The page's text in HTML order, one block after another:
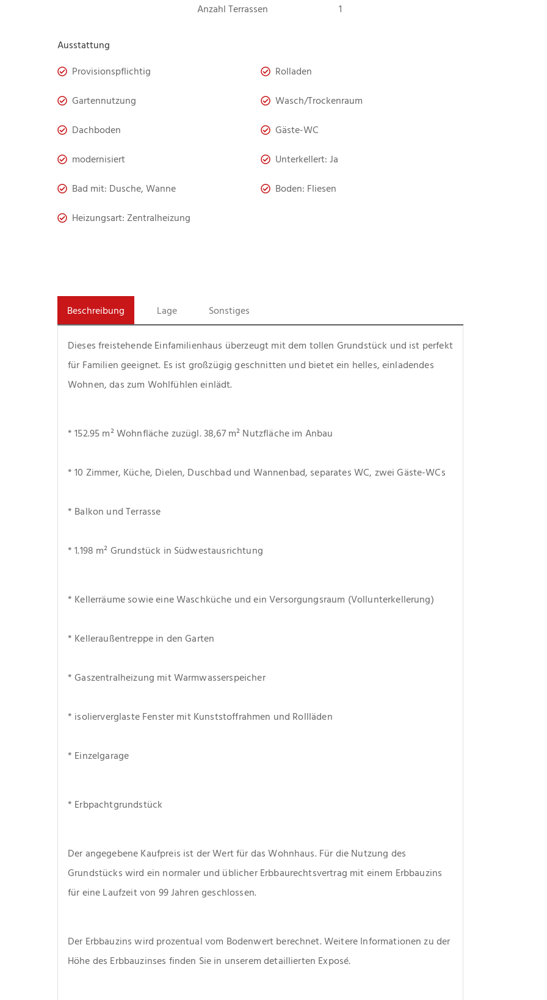
Anzahl Terrassen
1
Ausstattung
Provisionspflichtig
Rolladen
Gartennutzung
Wasch/Trockenraum
Dachboden
Gäste-WC
modernisiert
Unterkellert: Ja
Bad mit: Dusche, Wanne
Boden: Fliesen
Heizungsart: Zentralheizung
Beschreibung Lage Sonstiges
Dieses freistehende Einfamilienhaus überzeugt mit dem tollen Grundstück und ist perfekt
für Familien geeignet. Es ist großzügig geschnitten und bietet ein helles, einladendes
Wohnen, das zum Wohlfühlen einlädt.
* 152.95 m² Wohnfläche zuzügl. 38,67 m² Nutzfläche im Anbau
* 10 Zimmer, Küche, Dielen, Duschbad und Wannenbad, separates WC, zwei Gäste-WCs
* Balkon und Terrasse
* 1.198 m² Grundstück in Südwestausrichtung
* Kellerräume sowie eine Waschküche und ein Versorgungsraum (Vollunterkellerung)
* Kelleraußentreppe in den Garten
* Gaszentralheizung mit Warmwasserspeicher
* isolierverglaste Fenster mit Kunststoffrahmen und Rollläden
* Einzelgarage
* Erbpachtgrundstück
Der angegebene Kaufpreis ist der Wert für das Wohnhaus. Für die Nutzung des
Grundstücks wird ein normaler und üblicher Erbbaurechtsvertrag mit einem Erbbauzins
für eine Laufzeit von 99 Jahren geschlossen.
Der Erbbauzins wird prozentual vom Bodenwert berechnet. Weitere Informationen zu der
Höhe des Erbbauzinses finden Sie in unserem detaillierten Exposé.